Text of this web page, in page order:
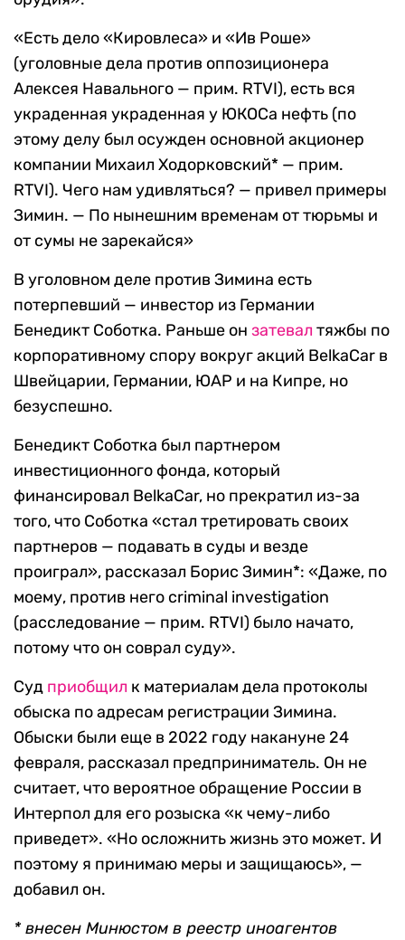
«Есть дело «Кировлеса» и «Ив Роше»
(уголовные дела против оппозиционера
Алексея Навального — прим. RTVI), есть вся
украденная украденная у ЮКОСа нефть (по
этому делу был осужден основной акционер
компании Михаил Ходорковский* — прим.
RTVI). Чего нам удивляться? — привел примеры
Зимин. — По нынешним временам от тюрьмы и
от сумы не зарекайся»
В уголовном деле против Зимина есть
потерпевший — инвестор из Германии
Бенедикт Соботка. Раньше он затевал тяжбы по
корпоративному спору вокруг акций BelkaCar в
Швейцарии, Германии, ЮАР и на Кипре, но
безуспешно.
Бенедикт Соботка был партнером
инвестиционного фонда, который
финансировал BelkaCar, но прекратил из-за
того, что Соботка «стал третировать своих
партнеров — подавать в суды и везде
проиграл», рассказал Борис Зимин*: «Даже, по
моему, против него criminal investigation
(расследование — прим. RTVI) было начато,
потому что он соврал суду».
Суд приобщил к материалам дела протоколы
обыска по адресам регистрации Зимина.
Обыски были еще в 2022 году накануне 24
февраля, рассказал предприниматель. Он не
считает, что вероятное обращение России в
Интерпол для его розыска «к чему-либо
приведет». «Но осложнить жизнь это может. И
поэтому я принимаю меры и защищаюсь», —
добавил он.
* внесен Минюстом в реестр иноагентов